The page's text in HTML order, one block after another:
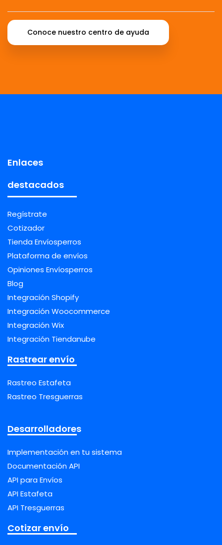
Conoce nuestro centro de ayuda
Enlaces
destacados
Regístrate
Cotizador
Tienda Envíosperros
Plataforma de envíos
Opiniones Envíosperros
Blog
Integración Shopify
Integración Woocommerce
Integración Wix
Integración Tiendanube
Rastrear envío
Rastreo Estafeta
Rastreo Tresguerras
Desarrolladores
Implementación en tu sistema
Documentación API
API para Envíos
API Estafeta
API Tresguerras
Cotizar envío